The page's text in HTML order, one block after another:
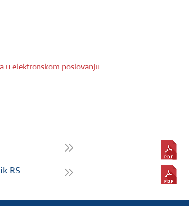
u elektronskom poslovanju
RS